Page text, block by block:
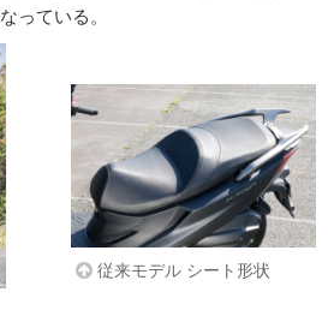
っている。
従来モデル シート形状